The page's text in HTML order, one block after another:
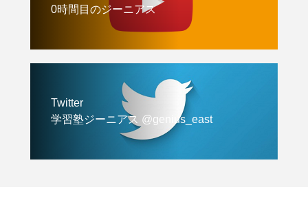
0時間目のジーニアス
Twitter
学習塾ジーニアス @genius_east